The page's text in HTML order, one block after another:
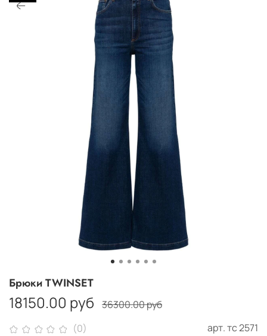
(0) арт.тс 2571
Брюки TWINSET
18150.00 руб 36300.00 руб